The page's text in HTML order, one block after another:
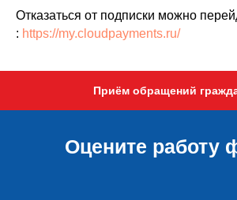
Отказаться от подписки можно
: https://my.cloudpayments.ru/
Приём обращений
Оцените работу